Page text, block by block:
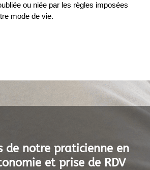
ou niée par les règles imposées
mode de vie.
de notre praticienne en
et prise de RDV